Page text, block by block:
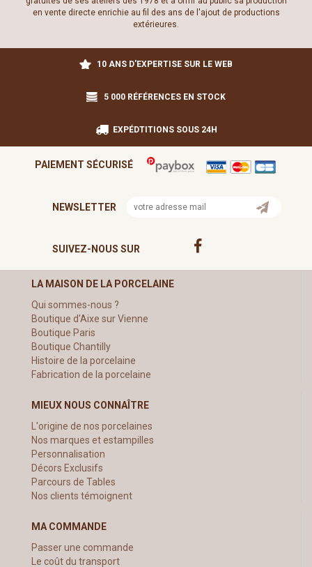
en vente directe enrichie au fil des ans de l'ajout de productions
extérieures.
10 ANS D'EXPERTISE SUR LE WEB
5 000 RÉFÉRENCES EN STOCK
EXPÉDTITIONS SOUS 24H
PAIEMENT SÉCURISÉ
NEWSLETTER
SUIVEZ-NOUS SUR
LA MAISON DE LA PORCELAINE
Qui sommes-nous ?
Boutique d'Aixe sur Vienne
Boutique Paris
Boutique Chantilly
Histoire de la porcelaine
Fabrication de la porcelaine
MIEUX NOUS CONNAÎTRE
L'origine de nos porcelaines
Nos marques et estampilles
Personnalisation
Décors Exclusifs
Parcours de Tables
Nos clients témoignent
MA COMMANDE
Passer une commande
Le coût du transport